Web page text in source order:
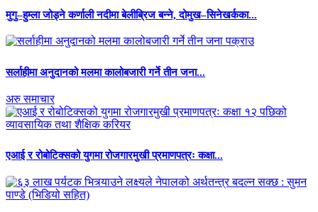
मुगु–हुम्ला जोड्ने कर्णाली नदीमा बेलीब्रिज बन्ने, दोमुख–सिनेखर्कका...
सर्लाहीमा अनुदानको मलमा कालोबजारी गर्ने तीन जना...
अरु समाचार
एआई र रोबोटिक्सको युगमा रोजगारमुखी प्रमाणपत्रः कक्षा...